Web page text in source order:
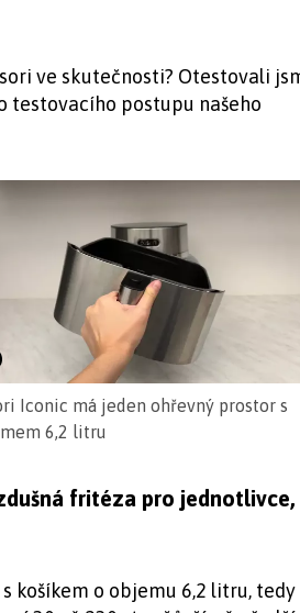
ve skutečnosti? Otestovali
testovacího postupu našeho
Iconic má jeden ohřevný prostor s
6,2 litru
fritéza pro jednotlivce,
košíkem o objemu 6,2 litru, tedy